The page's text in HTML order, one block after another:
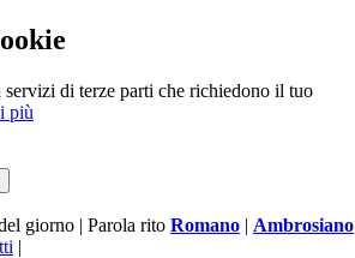
servizi di terze parti che richiedono il tuo
più
giorno | Parola rito Romano | Ambrosiano
|